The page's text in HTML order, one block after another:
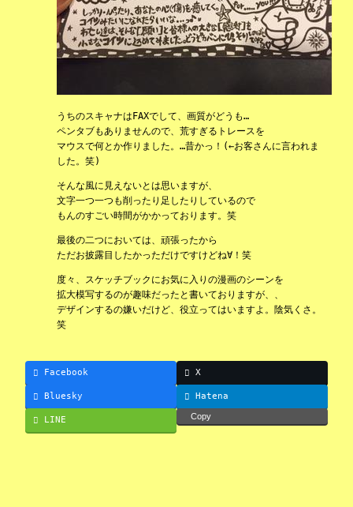
うちのスキャナはFAXでして、画質がどうも…
ペンタブもありませんので、荒すぎるトレースを
マウスで何とか作りました。…昔かっ！(←お客さんに言われま
した。笑)
そんな風に見えないとは思いますが、
文字一つ一つも削ったり足したりしているので
もんのすごい時間がかかっております。笑
最後の二つにおいては、頑張ったから
ただお披露目したかっただけですけどね∀！笑
度々、スケッチブックにお気に入りの漫画のシーンを
拡大模写するのが趣味だったと書いておりますが、、
デザインするの嫌いだけど、役立ってはいますよ。陰気くさ。
笑
Facebook X
Bluesky Hatena
LINE Copy